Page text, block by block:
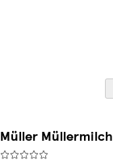
Müller